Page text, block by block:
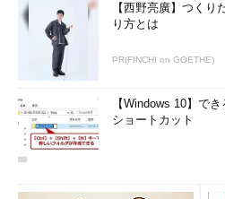
【西野亮廣】つく
り方とは
PR(FINCHI on GOETHE)
【Windows 10】で
ショートカット